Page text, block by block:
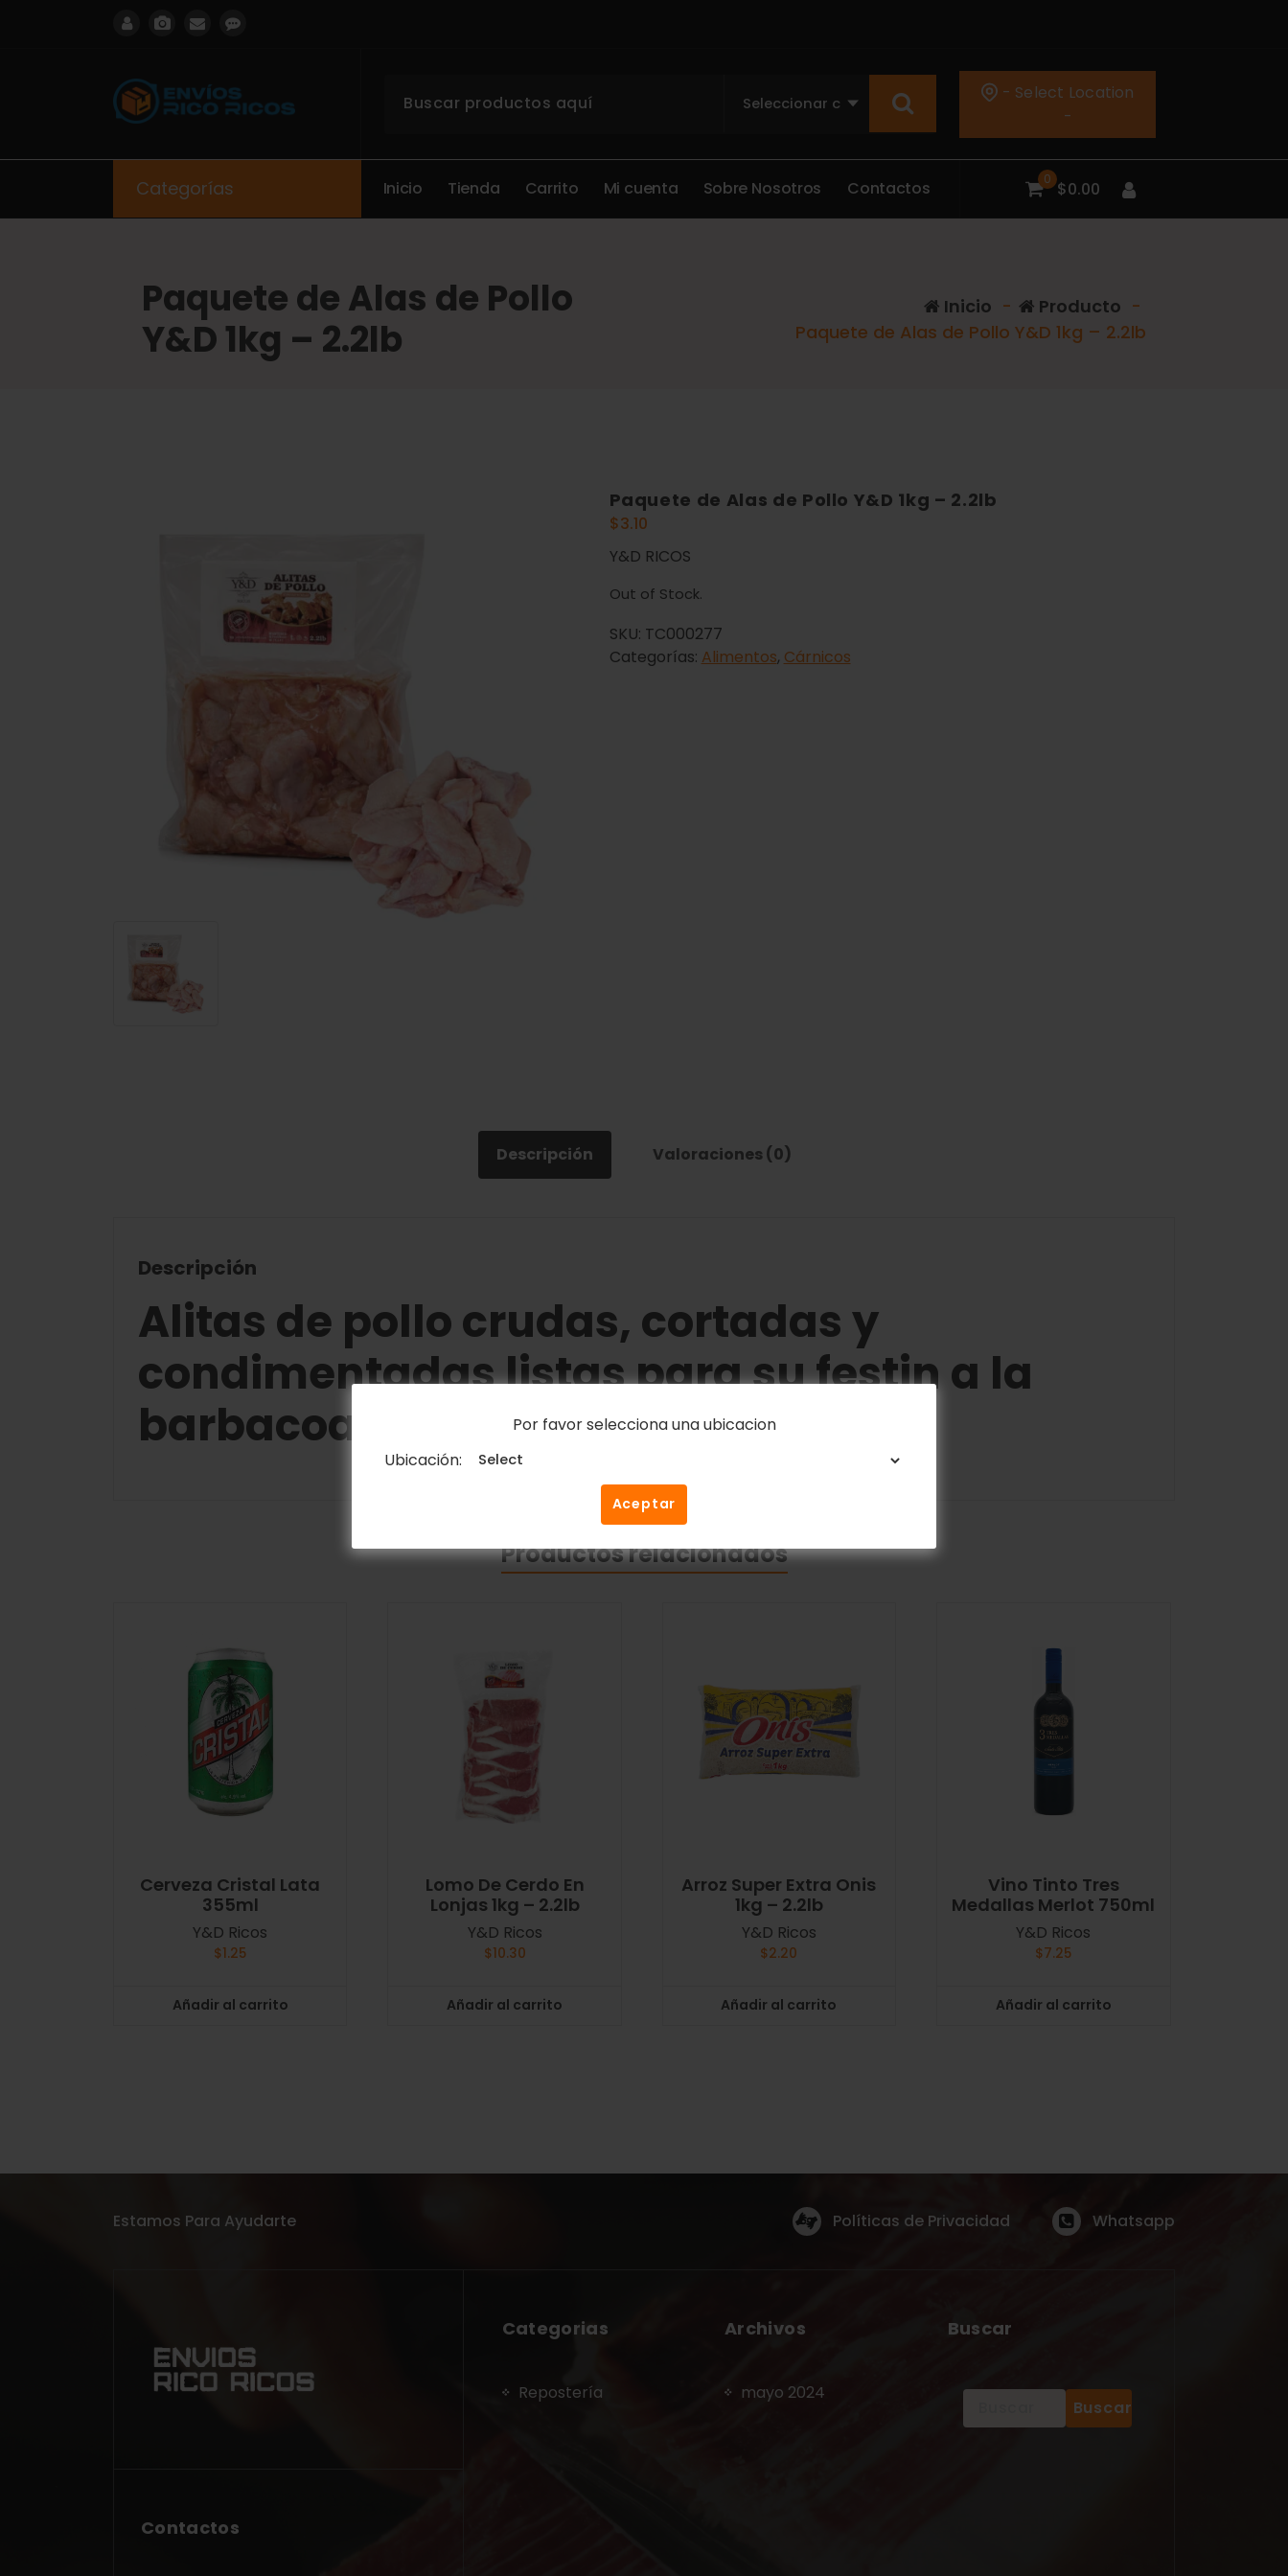
Por favor selecciona una ubicacion
Ubicación:
Aceptar
- Select Location
-
Categorías Inicio Tienda Carrito Mi cuenta Sobre Nosotros Contactos 0 $0.00
Paquete de Alas de Pollo
Y&D 1kg – 2.2lb
Inicio - Producto -
Paquete de Alas de Pollo Y&D 1kg – 2.2lb
Paquete de Alas de Pollo Y&D 1kg – 2.2lb
$3.10
Y&D RICOS
Out of Stock.
SKU: TC000277
Categorías: Alimentos, Cárnicos
Descripción Valoraciones (0)
Descripción
Alitas de pollo crudas, cortadas y
condimentadas listas para su festin a la
barbacoa.
Productos relacionados
Cerveza Cristal Lata
355ml
Y&D Ricos
$1.25
Añadir al carrito
Lomo De Cerdo En
Lonjas 1kg – 2.2lb
Y&D Ricos
$10.30
Añadir al carrito
Arroz Super Extra Onis
1kg – 2.2lb
Y&D Ricos
$2.20
Añadir al carrito
Vino Tinto Tres
Medallas Merlot 750ml
Y&D Ricos
$7.25
Añadir al carrito
Estamos Para Ayudarte Políticas de Privacidad Whatsapp
Contactos
Categorias
Repostería
Archivos
mayo 2024
Buscar